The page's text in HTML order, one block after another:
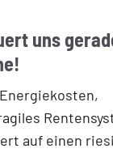
uns
auf einen